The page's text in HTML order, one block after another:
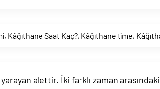
, Kâğıthane Saat Kaç?, Kâğıthane time,
alettir. İki farklı zaman